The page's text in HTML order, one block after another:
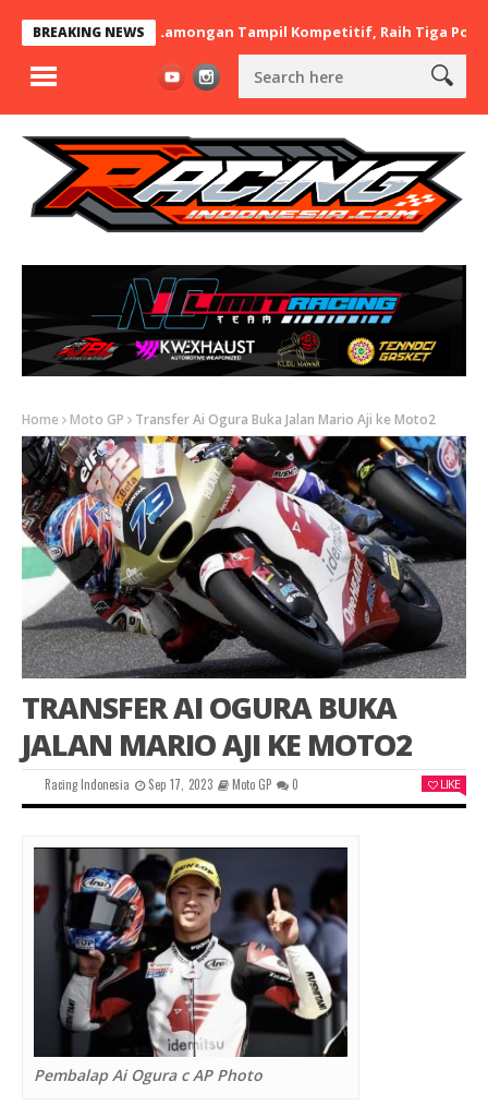
BREAKING NEWS
Asal Lamongan Tampil Kompetitif, Raih Tiga Podium di
Home Moto GP Transfer Ai Ogura Buka Jalan Mario Aji ke Moto2
TRANSFER AI OGURA BUKA
JALAN MARIO AJI KE MOTO2
Racing Indonesia Sep 17, 2023 Moto GP 0 LIKE
Pembalap Ai Ogura c AP Photo